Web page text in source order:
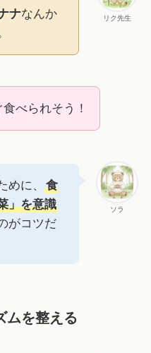
リク先生
ナなんか
べられそう！
ソラ
めに、
食
」を意識
がコツだ
を整える